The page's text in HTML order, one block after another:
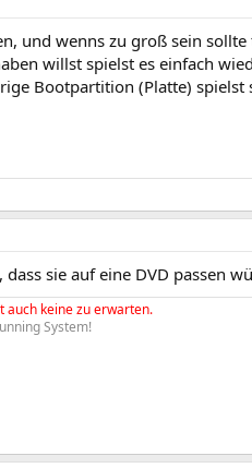
und wenns zu groß sein
willst spielst es einfach
Bootpartition (Platte) spielst
sie auf eine DVD passen
auch keine zu erwarten.
System!